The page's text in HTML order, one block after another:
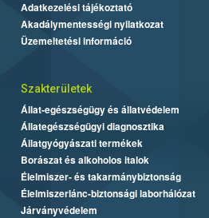
Adatkezelési tájékoztató
Akadálymentességi nyilatkozat
Üzemeltetési információ
Szakterületek
Állat-egészségügy és állatvédelem
Állategészségügyi diagnosztika
Állatgyógyászati termékek
Borászat és alkoholos italok
Élelmiszer- és takarmánybiztonság
Élelmiszerlánc-biztonsági laborhálózat
Járványvédelem